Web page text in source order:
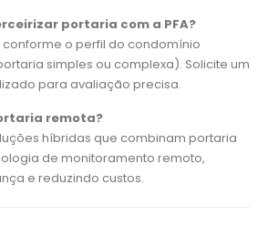
portaria com a PFA?
conforme o perfil do condomínio
simples ou complexa). Solicite um
para avaliação precisa.
remota?
híbridas que combinam portaria
de monitoramento remoto,
e reduzindo custos.